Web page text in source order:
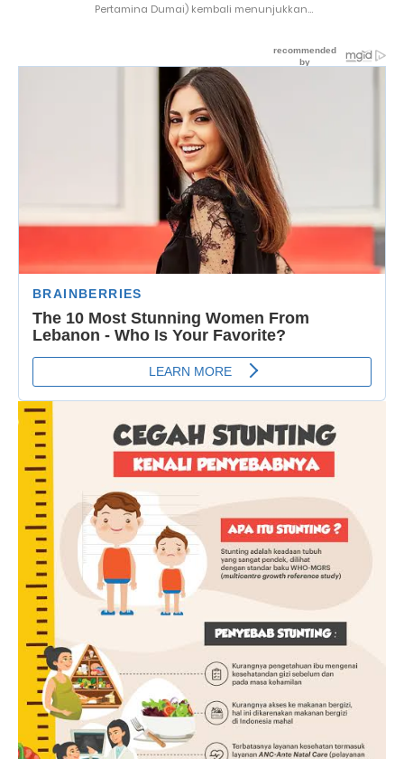
Pertamina Dumai) kembali menunjukkan...